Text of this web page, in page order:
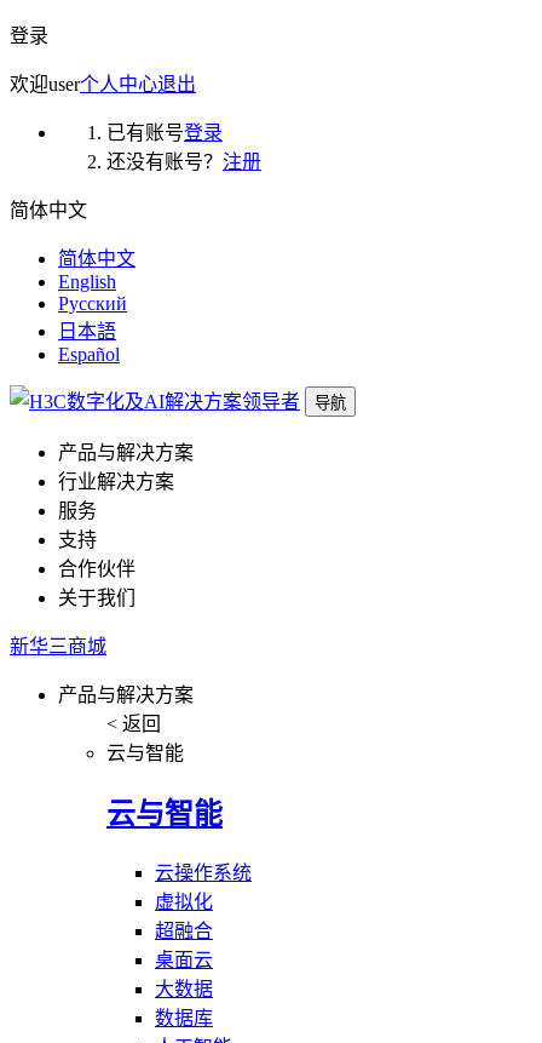
登录
欢迎user个人中心退出
已有账号登录
还没有账号？ 注册
简体中文
简体中文
English
Русский
日本語
Español
导航
产品与解决方案
行业解决方案
服务
支持
合作伙伴
关于我们
新华三商城
产品与解决方案
< 返回
云与智能
云与智能
云操作系统
虚拟化
超融合
桌面云
大数据
数据库